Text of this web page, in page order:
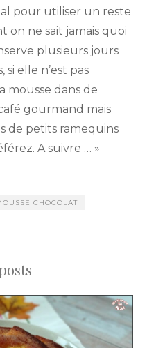
pour utiliser un reste
on ne sait jamais quoi
plusieurs jours
elle n’est pas
mousse dans de
gourmand mais
de petits ramequins
A suivre … »
CHOCOLAT